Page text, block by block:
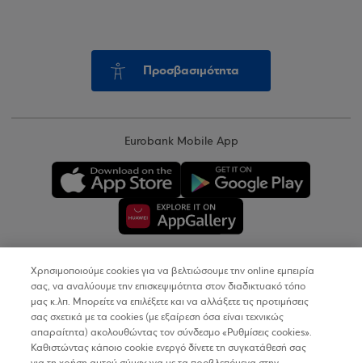
Προσβασιμότητα
Eurobank Mobile App
Copyright © 2026
Όροι Χρήσης
Προσωπικά Δεδομένα στον Διαδικτυακό Τόπο
Χρησιμοποιούμε cookies για να βελτιώσουμε την online εμπειρία
σας, να αναλύουμε την επισκεψιμότητα στον διαδικτυακό τόπο
μας κ.λπ. Μπορείτε να επιλέξετε και να αλλάξετε τις προτιμήσεις
σας σχετικά με τα cookies (με εξαίρεση όσα είναι τεχνικώς
απαραίτητα) ακολουθώντας τον σύνδεσμο «Ρυθμίσεις cookies».
Καθιστώντας κάποιο cookie ενεργό δίνετε τη συγκατάθεσή σας